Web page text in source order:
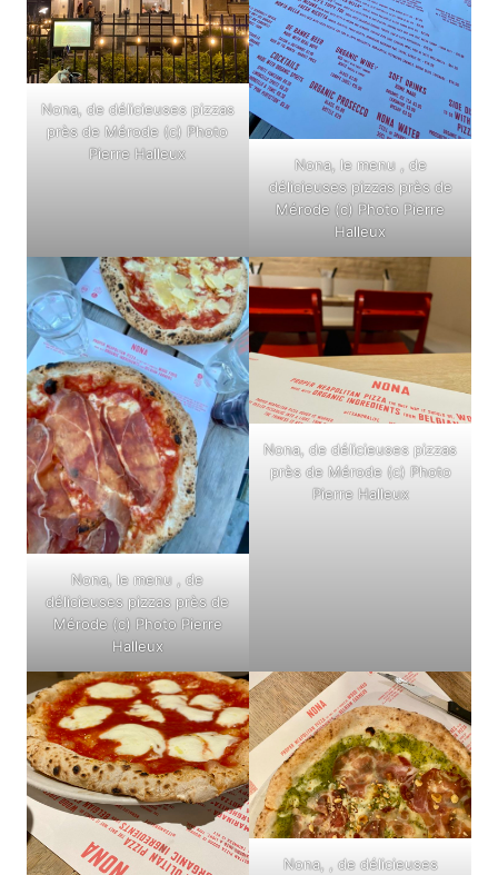
Nona, de délicieuses pizzas
près de Mérode (c) Photo
Pierre Halleux
Nona, le menu , de
délicieuses pizzas près de
Mérode (c) Photo Pierre
Halleux
Nona, le menu , de
délicieuses pizzas près de
Mérode (c) Photo Pierre
Halleux
Nona, de délicieuses pizzas
près de Mérode (c) Photo
Pierre Halleux
Nona, , de délicieuses